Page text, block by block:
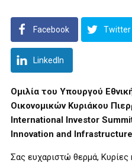
Facebook Twitter
LinkedIn
Ομιλία του Υπουργού
Οικονομικών Κυριάκου
International Investor
Innovation and
Σας ευχαριστώ θερμά, Κυρίες